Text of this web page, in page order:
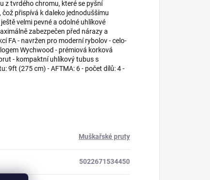
z tvrdého chromu, které se pyšní
přispívá k daleko jednoduššímu
velmi pevné a odolné uhlíkové
zabezpečen před nárazy a
FA - navržen pro moderní rybolov - celo-
Wychwood - prémiová korková
- kompaktní uhlíkový tubus s
9ft (275 cm) - AFTMA: 6 - počet dílů: 4 -
Muškařské pruty
5022671534450